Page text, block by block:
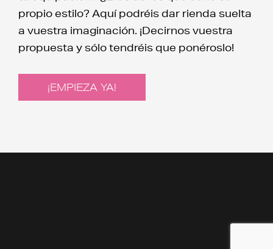
propio estilo? Aquí podréis dar rienda suelta
a vuestra imaginación. ¡Decirnos vuestra
propuesta y sólo tendréis que ponéroslo!
¡EMPIEZA YA!